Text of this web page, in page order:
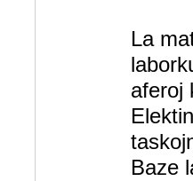
La
aferoj
Baze